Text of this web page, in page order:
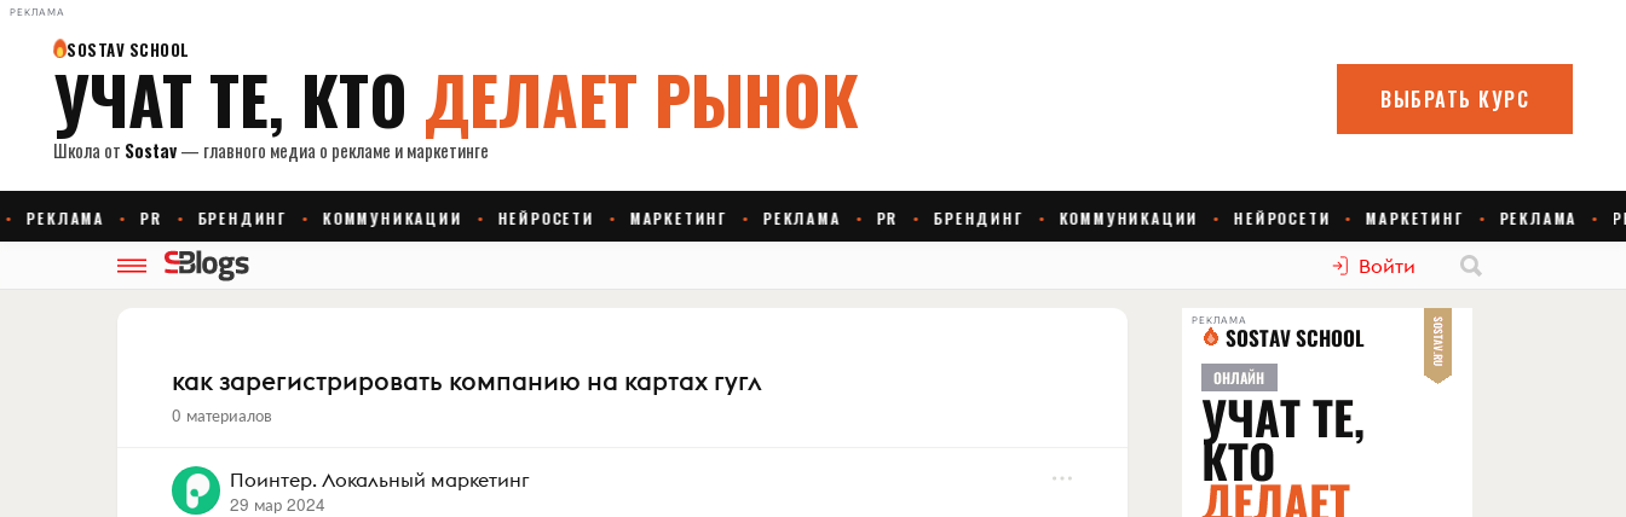
РЕКЛАМА
Войти
как зарегистрировать компанию на картах гугл
0 материалов
Поинтер. Локальный маркетинг
29 мар 2024
РЕКЛАМА